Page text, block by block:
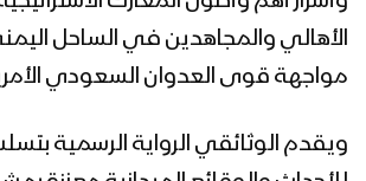
وأسرار أهم وأطول المعارك
الأهالي والمجاهدين في الساحل
ويقدم الوثائقي الرواية الرسمية